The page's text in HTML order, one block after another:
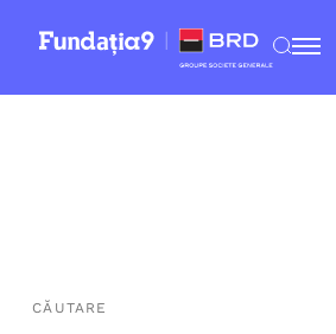
CĂUTARE